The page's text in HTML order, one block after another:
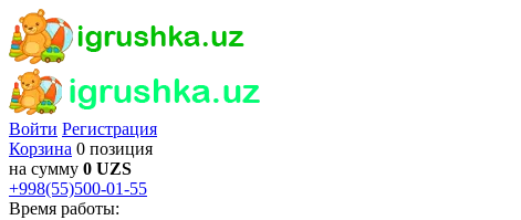
Войти Регистрация
Корзина 0 позиция
на сумму 0 UZS
+998(55)500-01-55
Время работы: